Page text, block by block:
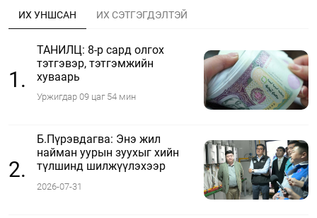
ИХ УНШСАН ИХ СЭТГЭГДЭЛТЭЙ
1.
ТАНИЛЦ: 8-р сард олгох
тэтгэвэр, тэтгэмжийн
хуваарь
Уржигдар 09 цаг 54 мин
2.
Б.Пүрэвдагва: Энэ жил
найман уурын зуухыг хийн
түлшинд шилжүүлэхээр
2026-07-31